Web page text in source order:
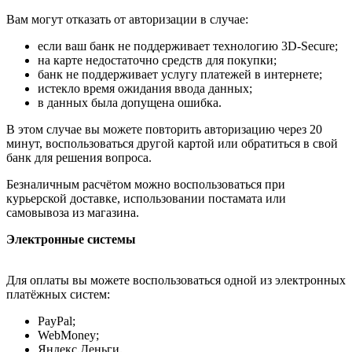
Вам могут отказать от авторизации в случае:
если ваш банк не поддерживает технологию 3D-Secure;
на карте недостаточно средств для покупки;
банк не поддерживает услугу платежей в интернете;
истекло время ожидания ввода данных;
в данных была допущена ошибка.
В этом случае вы можете повторить авторизацию через 20
минут, воспользоваться другой картой или обратиться в свой
банк для решения вопроса.
Безналичным расчётом можно воспользоваться при
курьерской доставке, использовании постамата или
самовывоза из магазина.
Электронные системы
Для оплаты вы можете воспользоваться одной из электронных
платёжных систем:
PayPal;
WebMoney;
Яндекс.Деньги.